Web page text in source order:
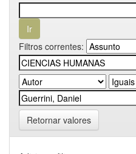
Filtros correntes:
Retornar valores